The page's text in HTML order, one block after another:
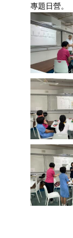
專題日營。